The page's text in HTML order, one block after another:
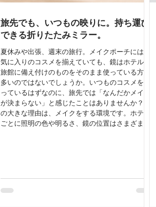
旅先でも、いつもの映りに。持ち運び
できる折りたたみミラー。
夏休みや出張、週末の旅行。メイクポーチにはお
気に入りのコスメを揃えていても、鏡はホテルや
旅館に備え付けのものをそのまま使っている方が
多いのではないでしょうか。いつものコスメを使
っているはずなのに、旅先では「なんだかメイク
が決まらない」と感じたことはありませんか？ そ
の大きな理由は、メイクをする環境です。ホテル
ごとに照明の色や明るさ、鏡の位置はさまざま。
と使いやすさを兼ね備えた一枚です。 フォールデ